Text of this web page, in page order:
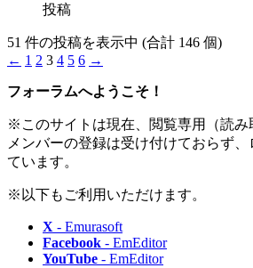
投稿
51 件の投稿を表示中 (合計 146 個)
← 1 2 3 4 5 6 →
フォーラムへようこそ！
※このサイトは現在、閲覧専用（読み
メンバーの登録は受け付けておらず
ています。
※以下もご利用いただけます。
X - Emurasoft
Facebook - EmEditor
YouTube - EmEditor